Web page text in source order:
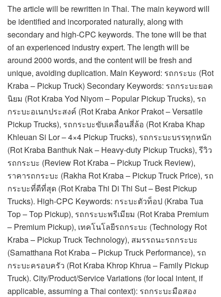
The article will be rewritten in Thai. The main keyword will
be identified and incorporated naturally, along with
secondary and high-CPC keywords. The tone will be that
of an experienced industry expert. The length will be
around 2000 words, and the content will be fresh and
unique, avoiding duplication. Main Keyword: รถกระบะ (Rot
Kraba – Pickup Truck) Secondary Keywords: รถกระบะยอด
นิยม (Rot Kraba Yod Niyom – Popular Pickup Trucks), รถ
กระบะอเนกประสงค์ (Rot Kraba Ankor Prakot – Versatile
Pickup Trucks), รถกระบะขับเคลื่อนสี่ล้อ (Rot Kraba Khap
Khleuan Si Lor – 4×4 Pickup Trucks), รถกระบะบรรทุกหนัก
(Rot Kraba Banthuk Nak – Heavy-duty Pickup Trucks), รีวิว
รถกระบะ (Review Rot Kraba – Pickup Truck Review),
ราคารถกระบะ (Rakha Rot Kraba – Pickup Truck Price), รถ
กระบะที่ดีที่สุด (Rot Kraba Thi Di Thi Sut – Best Pickup
Trucks). High-CPC Keywords: กระบะตัวท็อป (Kraba Tua
Top – Top Pickup), รถกระบะพรีเมียม (Rot Kraba Premium
– Premium Pickup), เทคโนโลยีรถกระบะ (Technology Rot
Kraba – Pickup Truck Technology), สมรรถนะรถกระบะ
(Samatthana Rot Kraba – Pickup Truck Performance), รถ
กระบะครอบครัว (Rot Kraba Khrop Khrua – Family Pickup
Truck). City/Product/Service Variations (for local intent, if
applicable, assuming a Thai context): รถกระบะมือสอง